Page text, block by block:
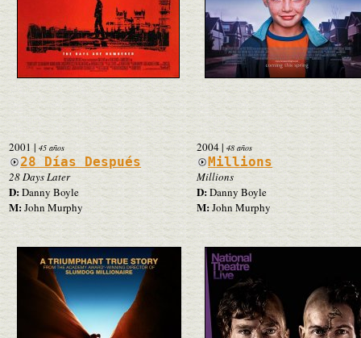
2001| 45 años
28 Días Después
28 Days Later
D:Danny Boyle
M:John Murphy
2004|48 años
Millions
Millions
D:Danny Boyle
M:John Murphy